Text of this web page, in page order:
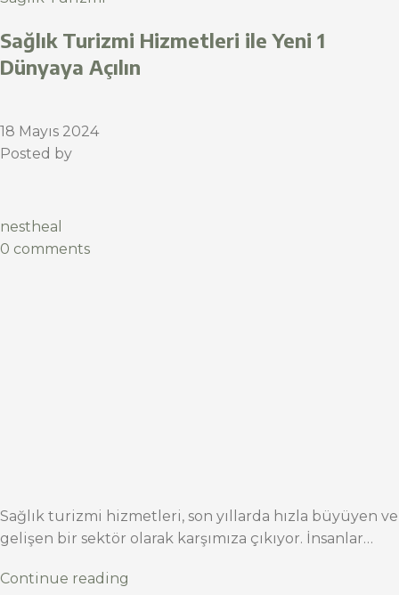
Sağlık Turizmi Hizmetleri ile Yeni 1
Dünyaya Açılın
18 Mayıs 2024
Posted by
nestheal
0 comments
Sağlık turizmi hizmetleri, son yıllarda hızla büyüyen ve
gelişen bir sektör olarak karşımıza çıkıyor. İnsanlar…
Continue reading